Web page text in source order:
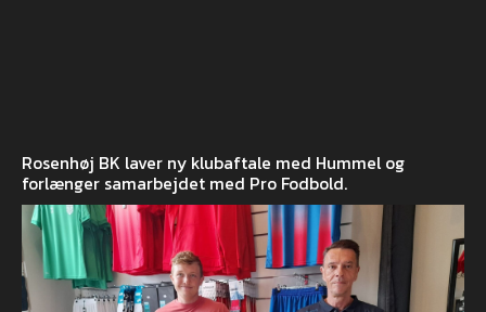
Rosenhøj BK laver ny klubaftale med Hummel og
forlænger samarbejdet med Pro Fodbold.